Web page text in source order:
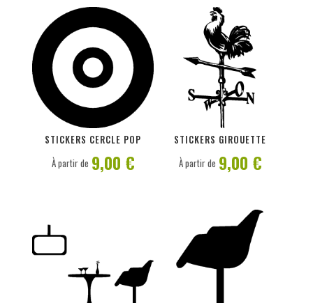
STICKERS CERCLE POP
PERSONNALISER
À partir de 9,00 €
STICKERS GIROUETTE
PERSONNALISER
À partir de 9,00 €